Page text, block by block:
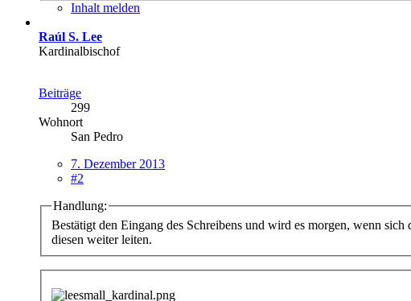
Inhalt melden
Raúl S. Lee
Kardinalbischof
Beiträge
299
Wohnort
San Pedro
7. Dezember 2013
#2
Handlung:
Bestätigt den Eingang des Schreibens und wird es morgen, wenn
diesen weiter leiten.